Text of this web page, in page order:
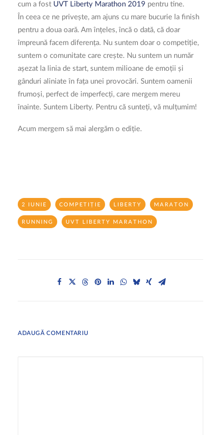
cum a fost UVT Liberty Marathon 2019 pentru tine.
În ceea ce ne privește, am ajuns cu mare bucurie la finish
pentru a doua oară. Am înțeles, încă o dată, că doar
împreună facem diferența. Nu suntem doar o competiție,
suntem o comunitate care crește. Nu suntem un număr
așezat la linia de start, suntem milioane de emoții și
gânduri aliniate în fața unei provocări. Suntem oamenii
frumoși, perfect de imperfecți, care mergem mereu
înainte. Suntem Liberty. Pentru că sunteți, vă mulțumim!
Acum mergem să mai alergăm o ediție.
2 IUNIE COMPETIȚIE LIBERTY MARATON
RUNNING UVT LIBERTY MARATHON
ADAUGĂ COMENTARIU